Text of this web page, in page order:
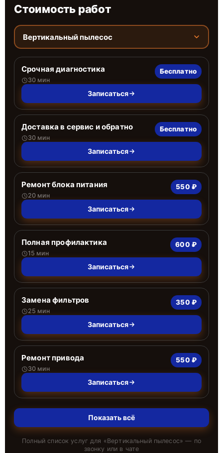
Стоимость работ
Вертикальный пылесос
Срочная диагностика
30 мин
Бесплатно
Записаться
Доставка в сервис и обратно
30 мин
Бесплатно
Записаться
Ремонт блока питания
20 мин
550 ₽
Записаться
Полная профилактика
15 мин
600 ₽
Записаться
Замена фильтров
25 мин
350 ₽
Записаться
Ремонт привода
30 мин
550 ₽
Записаться
Показать всё
Полный список услуг для «Вертикальный пылесос» — по
звонку или в чате